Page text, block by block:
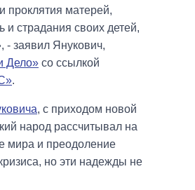
проклятия матерей,
и страдания своих детей,
- заявил Янукович,
Дело» со ссылкой
.
, с приходом новой
народ рассчитывал на
мира и преодоление
но эти надежды не